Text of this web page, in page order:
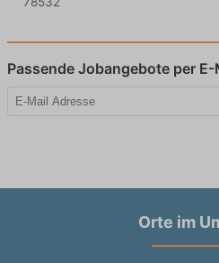
Passende Jobangebote per
Orte im